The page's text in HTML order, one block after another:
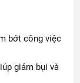
bớt công việc
giảm bụi và